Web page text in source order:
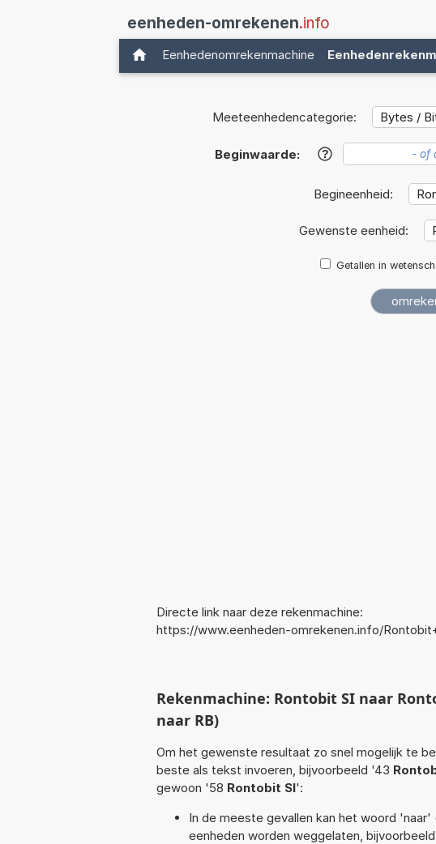
eenheden-omrekenen.info
Eenhedenomrekenmachine
Meeteenhedencategorie:
Beginwaarde: ?
Begineenheid:
Gewenste eenheid:
Getallen in
Directe link naar deze rekenmachine:
https://www.eenheden-omrekenen.info/
Rekenmachine: Rontobit SI naar
naar RB)
Om het gewenste resultaat zo snel mogelijk te
beste als tekst invoeren, bijvoorbeeld '43
gewoon '58 Rontobit SI':
In de meeste gevallen kan het woord
eenheden worden weggelaten,